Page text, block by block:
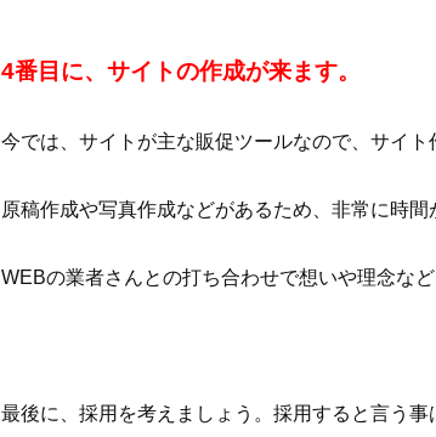
4番目に、サイトの作成が来ます。
今では、サイトが主な販促ツールなので、サイト
原稿作成や写真作成などがあるため、非常に時間
WEBの業者さんとの打ち合わせで想いや理念な
最後に、採用を考えましょう。採用すると言う